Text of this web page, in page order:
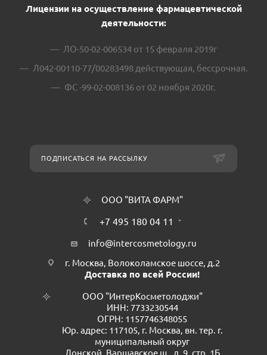
Лицензии на осуществление фармацевтической
деятельности:
ЛО-50-02-006534 от 15 февраля 2019г
Л042-00110-77/00283498 действующая, бессрочная.
ФС -99-02-008136 от 02 ноября 2020г.
ПОДПИСАТЬСЯ НА РАССЫЛКУ
ООО "ВИТА ФАРМ"
+7 495 180 04 11
info@intercosmetology.ru
г. Москва, Волоколамское шоссе, д.2
Доставка по всей России!
ООО "ИнтерКосметолоджи"
ИНН: 7733230544
ОГРН: 1157746348055
Юр. адрес: 117105, г. Москва, вн. тер. г.
муниципальный округ
Донской, Варшавское ш., д. 9, стр. 1Б